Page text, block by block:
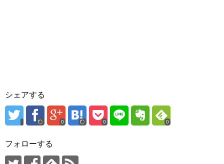
シェアする
0 0 0
フォローする